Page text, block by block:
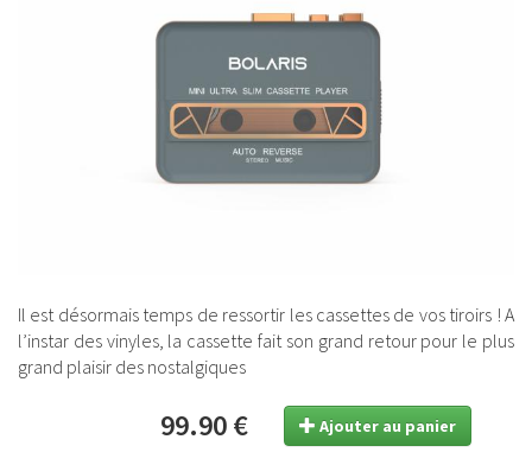
Il est désormais temps de ressortir les cassettes de vos tiroirs ! A
l’instar des vinyles, la cassette fait son grand retour pour le plus
grand plaisir des nostalgiques
99.90 € Ajouter au panier